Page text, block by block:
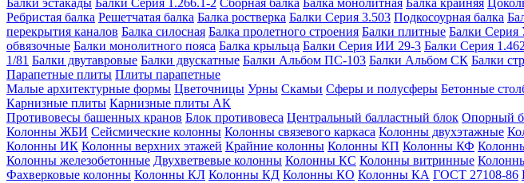
Балки эстакады Балки Серия 1.266.1-2 Сборная балка Балка монолитная Балка крайняя
Ребристая балка Решетчатая балка Балка ростверка Балки Серия 3.503 Подкосоурная балка
перекрытия каналов Балка силосная Балка пролетного строения Балки плитные Балки Серия
обвязочные Балки монолитного пояса Балка крыльца Балки Серия ИИ 29-3 Балки Серия
1/81 Балки двутавровые Балки двускатные Балки Альбом ПС-103 Балки Альбом СК Балки
Парапетные плиты Плиты парапетные
Малые архитектурные формы Цветочницы Урны Скамьи Сферы и полусферы Бетонные
Карнизные плиты Карнизные плиты АК
Противовесы башенных кранов Блок противовеса Центральный балластный блок Опорный
Колонны ЖБИ Сейсмические колонны Колонны связевого каркаса Колонны двухэтажные
Колонны ИК Колонны верхних этажей Крайние колонны Колонны КП Колонны КФ
Колонны железобетонные Двухветвевые колонны Колонны КС Колонны витринные
Фахверковые колонны Колонны КЛ Колонны КД Колонны КО Колонны КА ГОСТ 27108-86